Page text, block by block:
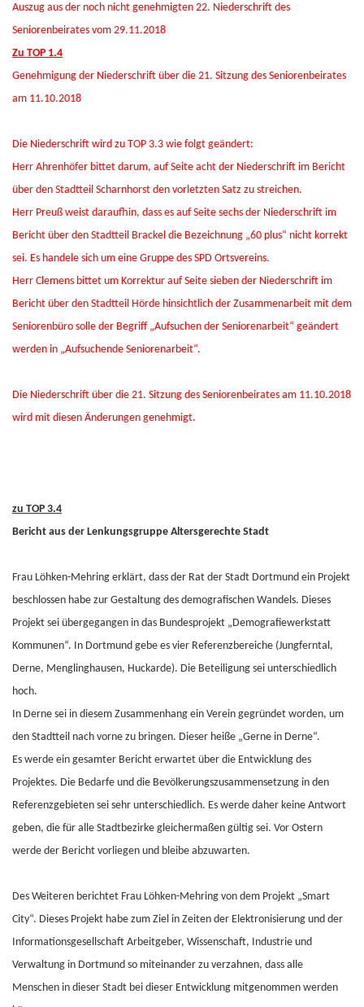
Auszug aus der noch nicht genehmigten 22. Niederschrift des
Seniorenbeirates vom 29.11.2018
Zu TOP 1.4
Genehmigung der Niederschrift über die 21. Sitzung des Seniorenbeirates
am 11.10.2018
Die Niederschrift wird zu TOP 3.3 wie folgt geändert:
Herr Ahrenhöfer bittet darum, auf Seite acht der Niederschrift im Bericht
über den Stadtteil Scharnhorst den vorletzten Satz zu streichen.
Herr Preuß weist daraufhin, dass es auf Seite sechs der Niederschrift im
Bericht über den Stadtteil Brackel die Bezeichnung „60 plus“ nicht korrekt
sei. Es handele sich um eine Gruppe des SPD Ortsvereins.
Herr Clemens bittet um Korrektur auf Seite sieben der Niederschrift im
Bericht über den Stadtteil Hörde hinsichtlich der Zusammenarbeit mit dem
Seniorenbüro solle der Begriff „Aufsuchen der Seniorenarbeit“ geändert
werden in „Aufsuchende Seniorenarbeit“.
Die Niederschrift über die 21. Sitzung des Seniorenbeirates am 11.10.2018
wird mit diesen Änderungen genehmigt.
zu TOP 3.4
Bericht aus der Lenkungsgruppe Altersgerechte Stadt
Frau Löhken-Mehring erklärt, dass der Rat der Stadt Dortmund ein Projekt
beschlossen habe zur Gestaltung des demografischen Wandels. Dieses
Projekt sei übergegangen in das Bundesprojekt „Demografiewerkstatt
Kommunen“. In Dortmund gebe es vier Referenzbereiche (Jungferntal,
Derne, Menglinghausen, Huckarde). Die Beteiligung sei unterschiedlich
hoch.
In Derne sei in diesem Zusammenhang ein Verein gegründet worden, um
den Stadtteil nach vorne zu bringen. Dieser heiße „Gerne in Derne“.
Es werde ein gesamter Bericht erwartet über die Entwicklung des
Projektes. Die Bedarfe und die Bevölkerungszusammensetzung in den
Referenzgebieten sei sehr unterschiedlich. Es werde daher keine Antwort
geben, die für alle Stadtbezirke gleichermaßen gültig sei. Vor Ostern
werde der Bericht vorliegen und bleibe abzuwarten.
Des Weiteren berichtet Frau Löhken-Mehring von dem Projekt „Smart
City“. Dieses Projekt habe zum Ziel in Zeiten der Elektronisierung und der
Informationsgesellschaft Arbeitgeber, Wissenschaft, Industrie und
Verwaltung in Dortmund so miteinander zu verzahnen, dass alle
Menschen in dieser Stadt bei dieser Entwicklung mitgenommen werden